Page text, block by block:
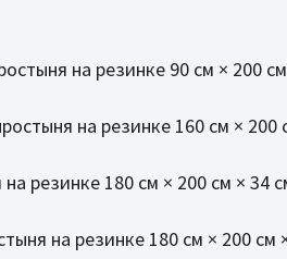
на резинке 90 см × 200
на резинке 160 см ×
резинке 180 см × 200 см ×
на резинке 180 см × 200